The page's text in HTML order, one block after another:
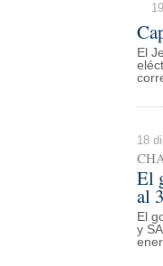
El
18
El
al
El
y